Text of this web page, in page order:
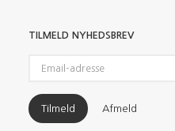
TILMELD NYHEDSBREV
adresse
Tilmeld Afmeld